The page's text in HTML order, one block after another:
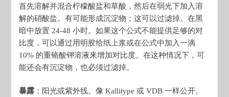
首先溶解并混合柠檬酸盐和草酸，然后在弱光下加入溶
解的硝酸盐。有可能形成沉淀物；这可以过滤掉。在黑
暗中放置 24-48 小时。如果这个公式不能提供足够的对
比度，可以通过用明胶给纸上浆或在公式中加入一滴
10% 的重铬酸钾溶液来增加对比度。在这种情况下，可
能还会有沉淀物，也必须过滤掉。
暴露 ：阳光或紫外线。像 Kallitype 或 VDB 一样公开。